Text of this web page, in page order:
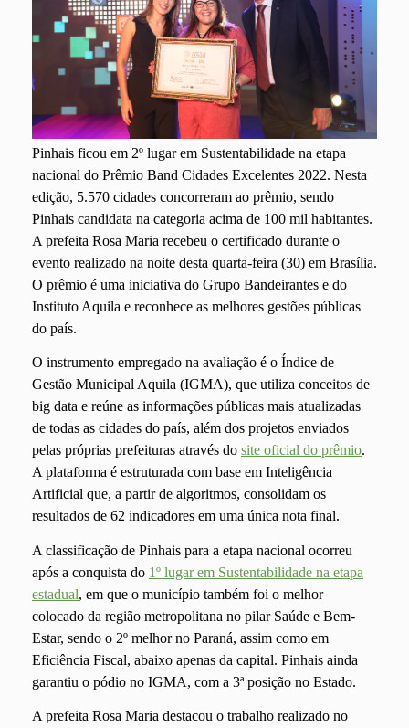
Pinhais ficou em 2º lugar em Sustentabilidade na etapa
nacional do Prêmio Band Cidades Excelentes 2022. Nesta
edição, 5.570 cidades concorreram ao prêmio, sendo
Pinhais candidata na categoria acima de 100 mil habitantes.
A prefeita Rosa Maria recebeu o certificado durante o
evento realizado na noite desta quarta-feira (30) em Brasília.
O prêmio é uma iniciativa do Grupo Bandeirantes e do
Instituto Aquila e reconhece as melhores gestões públicas
do país.
O instrumento empregado na avaliação é o Índice de
Gestão Municipal Aquila (IGMA), que utiliza conceitos de
big data e reúne as informações públicas mais atualizadas
de todas as cidades do país, além dos projetos enviados
pelas próprias prefeituras através do site oficial do prêmio.
A plataforma é estruturada com base em Inteligência
Artificial que, a partir de algoritmos, consolidam os
resultados de 62 indicadores em uma única nota final.
A classificação de Pinhais para a etapa nacional ocorreu
após a conquista do 1º lugar em Sustentabilidade na etapa
estadual, em que o município também foi o melhor
colocado da região metropolitana no pilar Saúde e Bem-
Estar, sendo o 2º melhor no Paraná, assim como em
Eficiência Fiscal, abaixo apenas da capital. Pinhais ainda
garantiu o pódio no IGMA, com a 3ª posição no Estado.
A prefeita Rosa Maria destacou o trabalho realizado no